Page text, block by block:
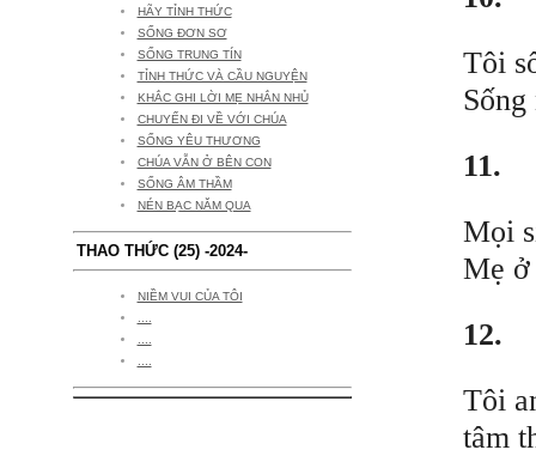
HÃY TỈNH THỨC
SỐNG ĐƠN SƠ
SỐNG TRUNG TÍN
TỈNH THỨC VÀ CẦU NGUYỆN
KHẮC GHI LỜI MẸ NHẮN NHỦ
CHUYẾN ĐI VỀ VỚI CHÚA
SỐNG YÊU THƯƠNG
CHÚA VẪN Ở BÊN CON
SỐNG ÂM THẦM
NÉN BẠC NĂM QUA
THAO THỨC (25) -2024-
NIỀM VUI CỦA TÔI
Tôi
11.
Mọi
Mẹ ở
12.
Tôi
tâm